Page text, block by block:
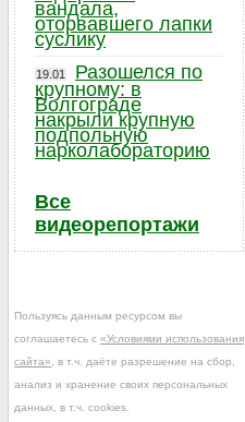
вандала,
оторвавшего лапки
суслику
19.01
Разошелся по
крупному: в
Волгограде
накрыли крупную
подпольную
нарколабораторию
Все
видеорепортажи
Пользуясь данным ресурсом вы
соглашаетесь с «Условиями использования
сайта» , в т.ч. даёте разрешение на сбор,
анализ и хранение своих персональных
данных, в т.ч. cookies.